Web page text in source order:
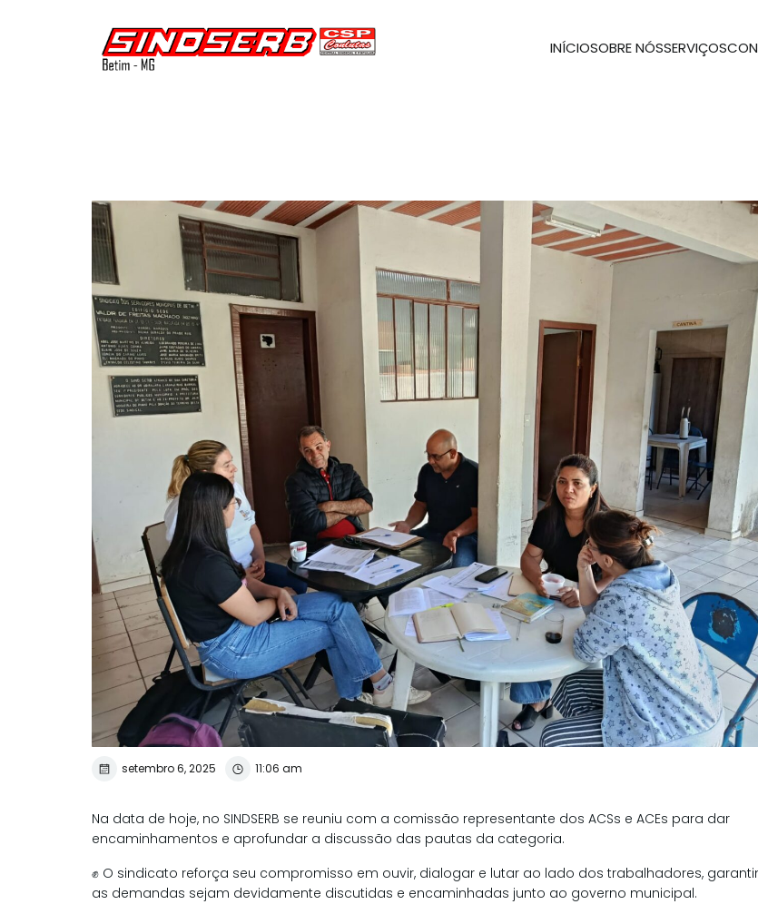
INÍCIOSOBRE NÓSSERVIÇOS
setembro 6, 2025 11:06 am
Na data de hoje, no SINDSERB se reuniu com a comissão representante dos ACSs e ACEs para dar
encaminhamentos e aprofundar a discussão das pautas da categoria.
✊ O sindicato reforça seu compromisso em ouvir, dialogar e lutar ao lado dos trabalhadores,
as demandas sejam devidamente discutidas e encaminhadas junto ao governo municipal.